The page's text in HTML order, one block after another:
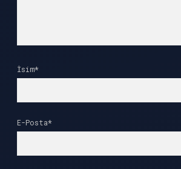
İsim*
E-Posta*